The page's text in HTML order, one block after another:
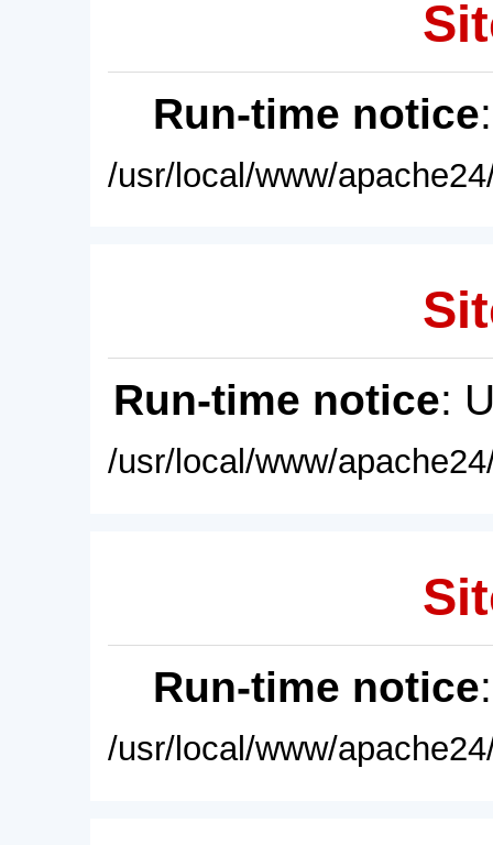
Run-time notice
/usr/local/www/
Run-time notice:
/usr/local/www/
Run-time notice
/usr/local/www/